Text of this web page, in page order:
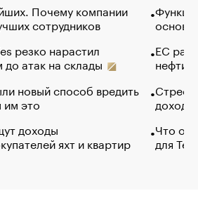
Почему компании
сотрудников
резко нарастил
атак на склады
новый способ вредить
это
доходы
яхт и квартир
основ
ЕС
нефти
Что
для